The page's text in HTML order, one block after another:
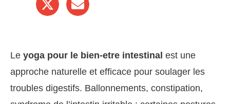
Le yoga pour le bien-etre intestinal est une
approche naturelle et efficace pour soulager les
troubles digestifs. Ballonnements, constipation,